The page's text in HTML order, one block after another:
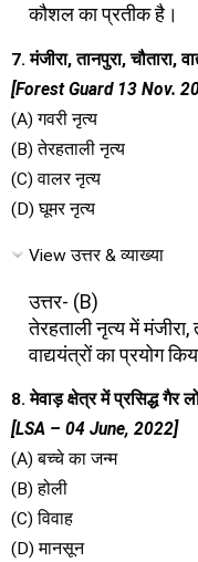
कौशल का प्रतीक है।
7. मंजीरा, तानपुरा, चौतारा,
[Forest Guard 13 Nov.
(A) गवरी नृत्य
(B) तेरहताली नृत्य
(C) वालर नृत्य
(D) घूमर नृत्य
View उत्तर & व्याख्या
उत्तर- (B)
तेरहताली नृत्य में
वाद्ययंत्रों का प्रयोग
8. मेवाड़ क्षेत्र में प्रसिद्ध
[LSA – 04 June, 2022]
(A) बच्चे का जन्म
(B) होली
(C) विवाह
(D) मानसून